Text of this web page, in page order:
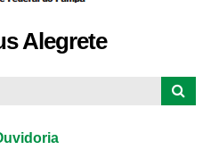
Alegrete